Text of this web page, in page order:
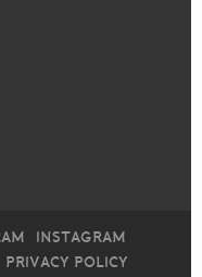
INSTAGRAM
PRIVACY POLICY